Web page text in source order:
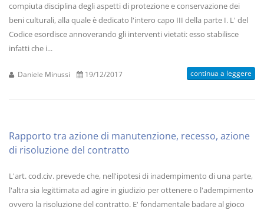
compiuta disciplina degli aspetti di protezione e conservazione dei
beni culturali, alla quale è dedicato l'intero capo III della parte I. L' del
Codice esordisce annoverando gli interventi vietati: esso stabilisce
infatti che i...
Daniele Minussi 19/12/2017 continua a leggere
Rapporto tra azione di manutenzione, recesso, azione
di risoluzione del contratto
L'art. cod.civ. prevede che, nell'ipotesi di inadempimento di una parte,
l'altra sia legittimata ad agire in giudizio per ottenere o l'adempimento
ovvero la risoluzione del contratto. E' fondamentale badare al gioco